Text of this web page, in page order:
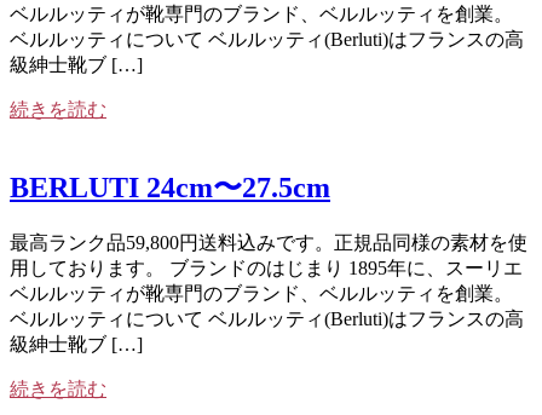
ベルルッティが靴専門のブランド、ベルルッティを創業。
ベルルッティについて ベルルッティ(Berluti)はフランスの高
級紳士靴ブ […]
続きを読む
BERLUTI 24cm〜27.5cm
最高ランク品59,800円送料込みです。正規品同様の素材を使
用しております。 ブランドのはじまり 1895年に、スーリエ
ベルルッティが靴専門のブランド、ベルルッティを創業。
ベルルッティについて ベルルッティ(Berluti)はフランスの高
級紳士靴ブ […]
続きを読む